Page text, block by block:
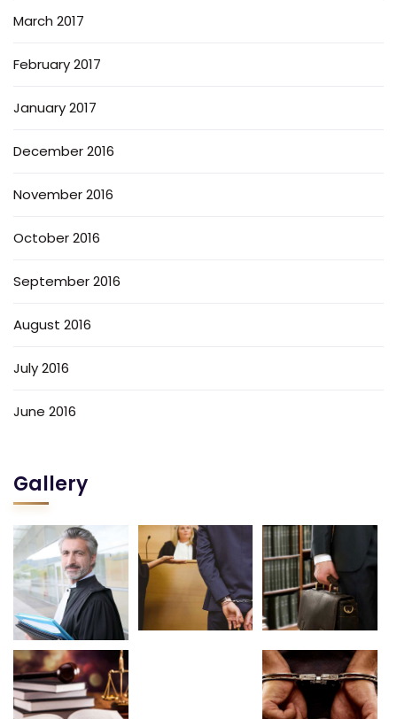
March 2017
February 2017
January 2017
December 2016
November 2016
October 2016
September 2016
August 2016
July 2016
June 2016
Gallery